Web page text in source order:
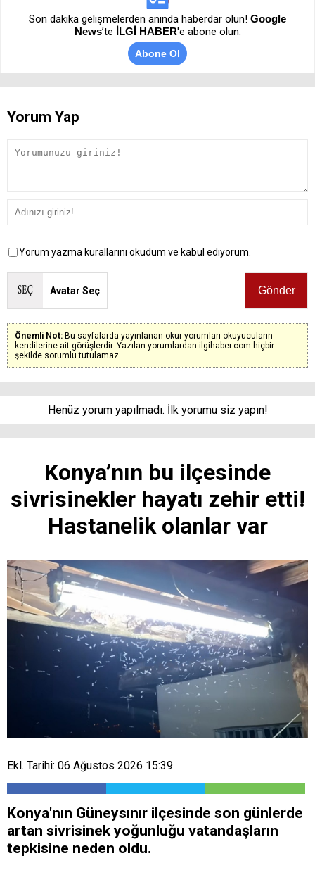
Son dakika gelişmelerden anında haberdar olun! Google
News’te İLGİ HABER'e abone olun.
Abone Ol
Yorum Yap
Yorum yazma kurallarını okudum ve kabul ediyorum.
Avatar Seç
Önemli Not: Bu sayfalarda yayınlanan okur yorumları okuyucuların
kendilerine ait görüşlerdir. Yazılan yorumlardan ilgihaber.com hiçbir
şekilde sorumlu tutulamaz.
Henüz yorum yapılmadı. İlk yorumu siz yapın!
Konya’nın bu ilçesinde
sivrisinekler hayatı zehir etti!
Hastanelik olanlar var
Ekl. Tarihi: 06 Ağustos 2026 15:39
Konya'nın Güneysınır ilçesinde son günlerde
artan sivrisinek yoğunluğu vatandaşların
tepkisine neden oldu.